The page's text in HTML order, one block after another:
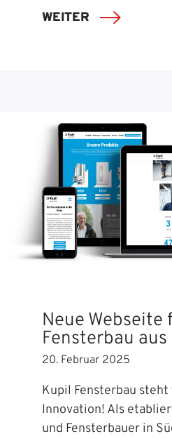
WEITER
Neue Webseite
Fensterbau
20. Februar 2025
Kupil Fensterbau
Innovation! Als
und Fensterbauer in